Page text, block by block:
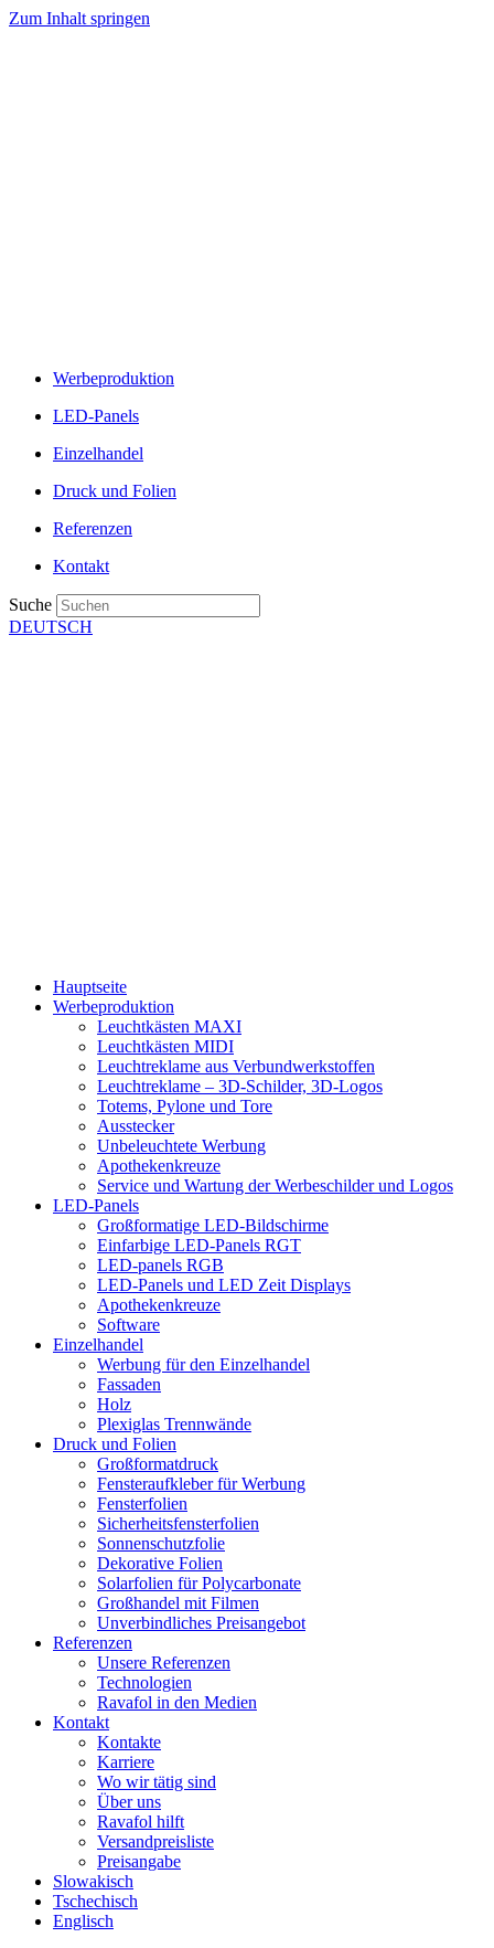
Zum Inhalt springen
Werbeproduktion
LED-Panels
Einzelhandel
Druck und Folien
Referenzen
Kontakt
Suche
DEUTSCH
Hauptseite
Werbeproduktion
Leuchtkästen MAXI
Leuchtkästen MIDI
Leuchtreklame aus Verbundwerkstoffen
Leuchtreklame – 3D-Schilder, 3D-Logos
Totems, Pylone und Tore
Ausstecker
Unbeleuchtete Werbung
Apothekenkreuze
Service und Wartung der Werbeschilder und Logos
LED-Panels
Großformatige LED-Bildschirme
Einfarbige LED-Panels RGT
LED-panels RGB
LED-Panels und LED Zeit Displays
Apothekenkreuze
Software
Einzelhandel
Werbung für den Einzelhandel
Fassaden
Holz
Plexiglas Trennwände
Druck und Folien
Großformatdruck
Fensteraufkleber für Werbung
Fensterfolien
Sicherheitsfensterfolien
Sonnenschutzfolie
Dekorative Folien
Solarfolien für Polycarbonate
Großhandel mit Filmen
Unverbindliches Preisangebot
Referenzen
Unsere Referenzen
Technologien
Ravafol in den Medien
Kontakt
Kontakte
Karriere
Wo wir tätig sind
Über uns
Ravafol hilft
Versandpreisliste
Preisangabe
Slowakisch
Tschechisch
Englisch